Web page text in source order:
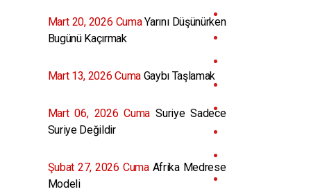
Mart 20, 2026 CumaYarını Düşünürken
Bugünü Kaçırmak
Mart 13, 2026 CumaGaybı Taşlamak
Mart 06, 2026 Cuma Suriye Sadece
Suriye Değildir
Şubat 27, 2026 CumaAfrika Medrese
Modeli